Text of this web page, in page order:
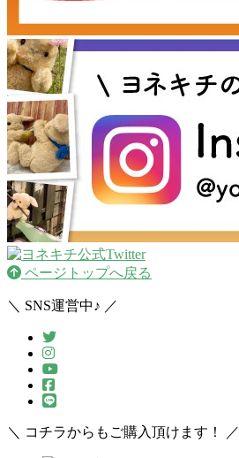
ページトップへ戻る
＼ SNS運営中♪ ／
＼ コチラからもご購入頂けます！ ／